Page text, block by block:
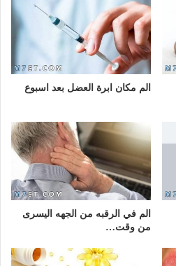
الم مكان ابرة العضل بعد اسبوع
الم في الرقبه من الجهه اليسرى
من وقت…